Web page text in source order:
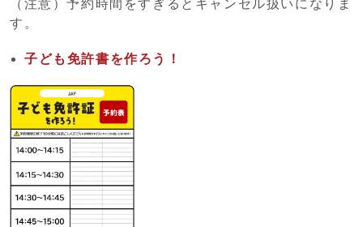
（注意）予約時間をすぎるとキャンセル扱いになりま
す。
子ども免許書を作ろう！